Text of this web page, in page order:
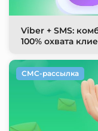
Viber + SMS:
100% охвата
СМС-рассылка